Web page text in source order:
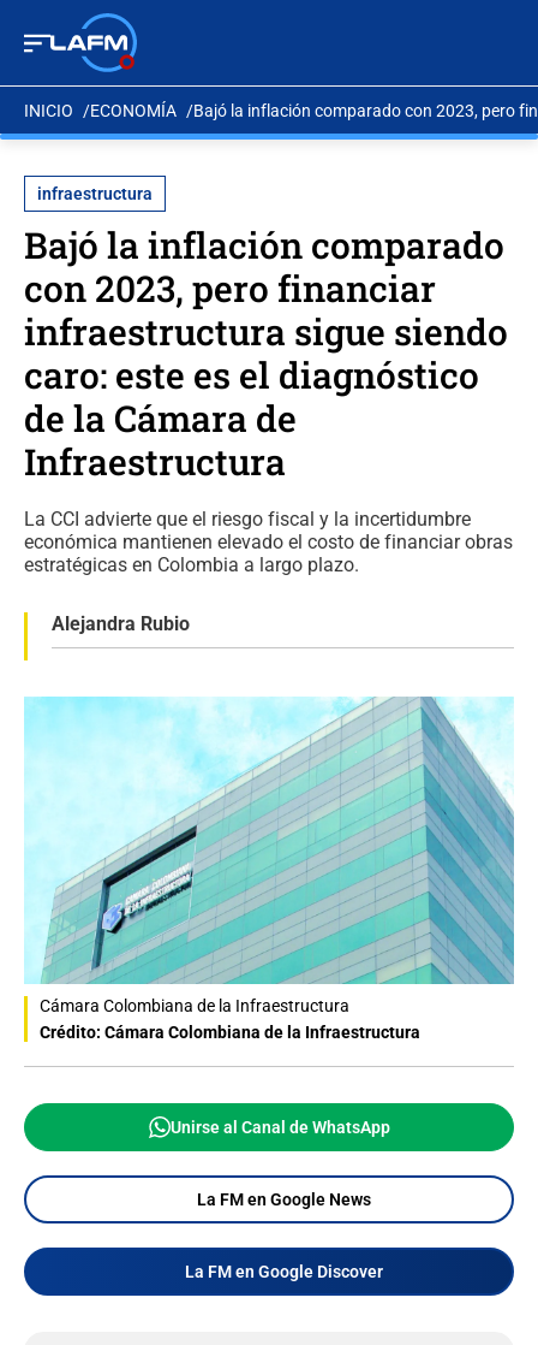
INICIO ECONOMÍA Bajó la inflación comparado con 2023, pero
infraestructura
Bajó la inflación comparado
con 2023, pero financiar
infraestructura sigue siendo
caro: este es el diagnóstico
de la Cámara de
Infraestructura
La CCI advierte que el riesgo fiscal y la incertidumbre
económica mantienen elevado el costo de financiar obras
estratégicas en Colombia a largo plazo.
Alejandra Rubio
Cámara Colombiana de la Infraestructura
Crédito: Cámara Colombiana de la Infraestructura
Unirse al Canal de WhatsApp
La FM en Google News
La FM en Google Discover